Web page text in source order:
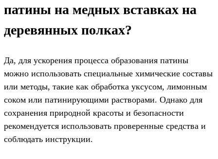
патины на медных вставках на
деревянных полках?
Да, для ускорения процесса образования патины
можно использовать специальные химические составы
или методы, такие как обработка уксусом, лимонным
соком или патинирующими растворами. Однако для
сохранения природной красоты и безопасности
рекомендуется использовать проверенные средства и
соблюдать инструкции.